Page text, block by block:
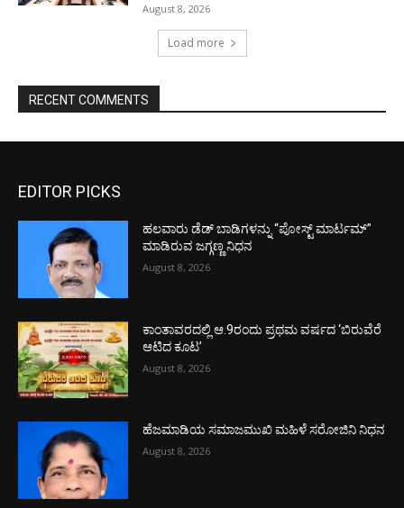
August 8, 2026
Load more
RECENT COMMENTS
EDITOR PICKS
ಹಲವಾರು ಡೆಡ್ ಬಾಡಿಗಳನ್ನು “ಪೋಸ್ಟ್ ಮಾರ್ಟಮ್”
ಮಾಡಿರುವ ಜಗ್ಗಣ್ಣ ನಿಧನ
August 8, 2026
ಕಾಂತಾವರದಲ್ಲಿ ಆ.9ರಂದು ಪ್ರಥಮ ವರ್ಷದ ‘ಬಿರುವೆರೆ
ಆಟಿದ ಕೂಟ’
August 8, 2026
ಹೆಜಮಾಡಿಯ ಸಮಾಜಮುಖಿ ಮಹಿಳೆ ಸರೋಜಿನಿ ನಿಧನ
August 8, 2026